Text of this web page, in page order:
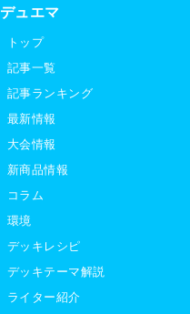
デュエマ
トップ
記事一覧
記事ランキング
最新情報
大会情報
新商品情報
コラム
環境
デッキレシピ
デッキテーマ解説
ライター紹介